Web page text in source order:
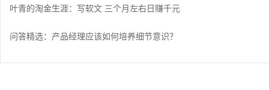
叶青的淘金生涯：写软文 三个月左右日赚千元
问答精选：产品经理应该如何培养细节意识？